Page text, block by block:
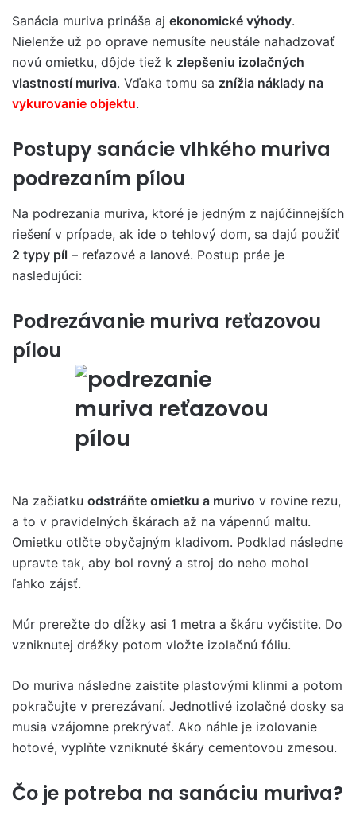
Sanácia muriva prináša aj ekonomické výhody.
Nielenže už po oprave nemusíte neustále nahadzovať
novú omietku, dôjde tiež k zlepšeniu izolačných
vlastností muriva. Vďaka tomu sa znížia náklady na
vykurovanie objektu.
Postupy sanácie vlhkého muriva
podrezaním pílou
Na podrezania muriva, ktoré je jedným z najúčinnejších
riešení v prípade, ak ide o tehlový dom, sa dajú použiť
2 typy píl – reťazové a lanové. Postup práe je
nasledujúci:
Podrezávanie muriva reťazovou
pílou
Na začiatku odstráňte omietku a murivo v rovine rezu,
a to v pravidelných škárach až na vápennú maltu.
Omietku otlčte obyčajným kladivom. Podklad následne
upravte tak, aby bol rovný a stroj do neho mohol
ľahko zájsť.
Múr prerežte do dĺžky asi 1 metra a škáru vyčistite. Do
vzniknutej drážky potom vložte izolačnú fóliu.
Do muriva následne zaistite plastovými klinmi a potom
pokračujte v prerezávaní. Jednotlivé izolačné dosky sa
musia vzájomne prekrývať. Ako náhle je izolovanie
hotové, vyplňte vzniknuté škáry cementovou zmesou.
Čo je potreba na sanáciu muriva?